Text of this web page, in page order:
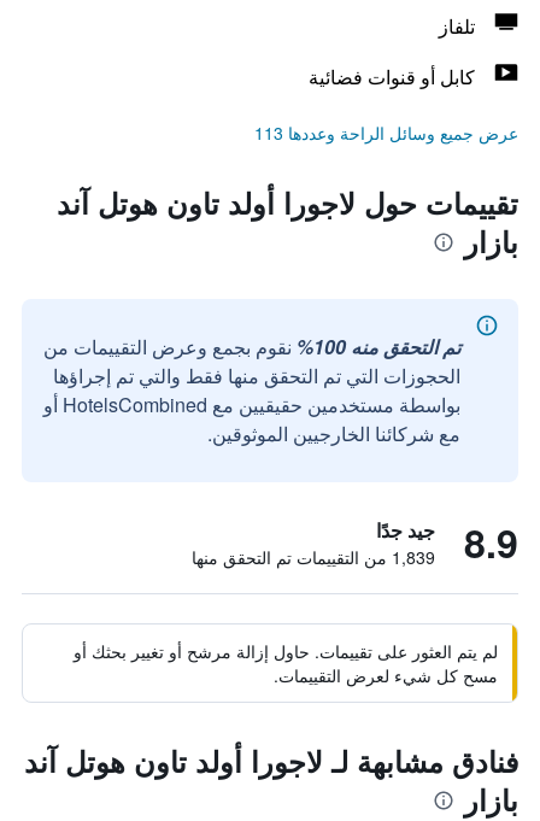
تلفاز
كابل أو قنوات فضائية
عرض جميع وسائل الراحة وعددها 113
تقييمات حول لاجورا أولد تاون هوتل آند
بازار
تم التحقق منه 100%
نقوم بجمع وعرض التقييمات من
الحجوزات التي تم التحقق منها فقط والتي تم إجراؤها
بواسطة مستخدمين حقيقيين مع HotelsCombined أو
مع شركائنا الخارجيين الموثوقين.
8.9 جيد جدًا
1,839 من التقييمات تم التحقق منها
لم يتم العثور على تقييمات. حاول إزالة مرشح أو تغيير بحثك أو
مسح كل شيء لعرض التقييمات.
فنادق مشابهة لـ لاجورا أولد تاون هوتل آند
بازار